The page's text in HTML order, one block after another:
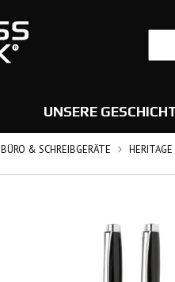
UNSERE
BÜRO & SCHREIBGERÄTE